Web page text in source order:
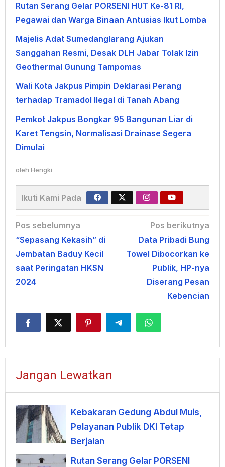
Rutan Serang Gelar PORSENI HUT Ke-81 RI,
Pegawai dan Warga Binaan Antusias Ikut Lomba
Majelis Adat Sumedanglarang Ajukan
Sanggahan Resmi, Desak DLH Jabar Tolak Izin
Geothermal Gunung Tampomas
Wali Kota Jakpus Pimpin Deklarasi Perang
terhadap Tramadol Ilegal di Tanah Abang
Pemkot Jakpus Bongkar 95 Bangunan Liar di
Karet Tengsin, Normalisasi Drainase Segera
Dimulai
oleh Hengki
Ikuti Kami Pada
Navigasi
pos
Pos sebelumnya
“Sepasang Kekasih” di
Jembatan Baduy Kecil
saat Peringatan HKSN
2024
Pos berikutnya
Data Pribadi Bung
Towel Dibocorkan ke
Publik, HP-nya
Diserang Pesan
Kebencian
Jangan Lewatkan
Kebakaran Gedung Abdul Muis,
Pelayanan Publik DKI Tetap
Berjalan
Rutan Serang Gelar PORSENI